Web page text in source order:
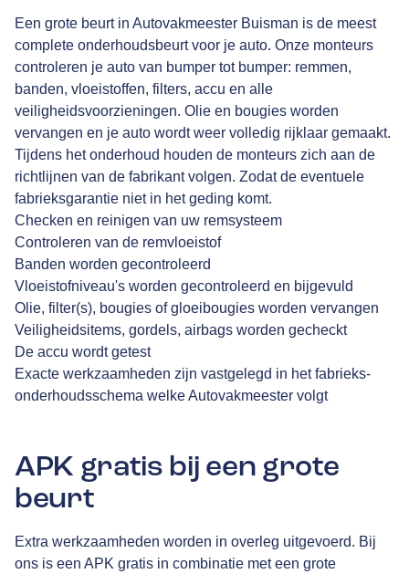
Een grote beurt in Autovakmeester Buisman is de meest
complete onderhoudsbeurt voor je auto. Onze monteurs
controleren je auto van bumper tot bumper: remmen,
banden, vloeistoffen, filters, accu en alle
veiligheidsvoorzieningen. Olie en bougies worden
vervangen en je auto wordt weer volledig rijklaar gemaakt.
Tijdens het onderhoud houden de monteurs zich aan de
richtlijnen van de fabrikant volgen. Zodat de eventuele
fabrieksgarantie niet in het geding komt.
Checken en reinigen van uw remsysteem
Controleren van de remvloeistof
Banden worden gecontroleerd
Vloeistofniveau's worden gecontroleerd en bijgevuld
Olie, filter(s), bougies of gloeibougies worden vervangen
Veiligheidsitems, gordels, airbags worden gecheckt
De accu wordt getest
Exacte werkzaamheden zijn vastgelegd in het fabrieks-
onderhoudsschema welke Autovakmeester volgt
APK gratis bij een grote
beurt
Extra werkzaamheden worden in overleg uitgevoerd. Bij
ons is een APK gratis in combinatie met een grote